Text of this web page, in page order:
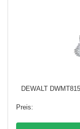
DEWALT